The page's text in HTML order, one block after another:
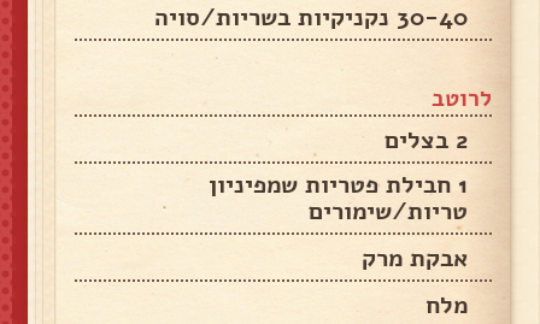
30-40 נקניקיות בשריות/סויה
לרוטב
2 בצלים
1 חבילת פטריות שמפיניון
טריות/שימורים
אבקת מרק
מלח